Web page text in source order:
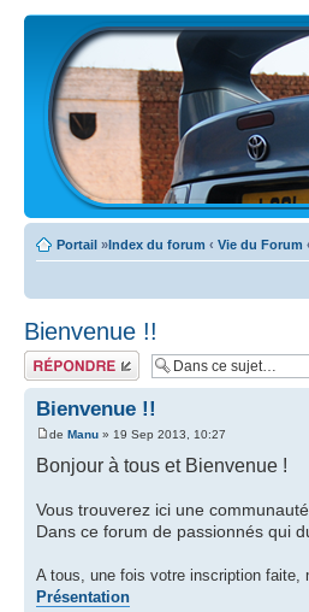
Portail »Index du forum ‹ Vie du Forum ‹
Bienvenue !!
Écrire un
commentaire
Bienvenue !!
de Manu » 19 Sep 2013, 10:27
Bonjour à tous et Bienvenue !
Vous trouverez ici une
Dans ce forum de passionnés qui
A tous, une fois votre inscription faite,
Présentation